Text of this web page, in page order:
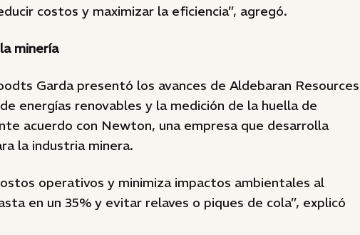
costos y maximizar la eficiencia”, agregó.
minería
Garda presentó los avances de Aldebaran Resources
energías renovables y la medición de la huella de
acuerdo con Newton, una empresa que desarrolla
la industria minera.
operativos y minimiza impactos ambientales al
en un 35% y evitar relaves o piques de cola”, explicó